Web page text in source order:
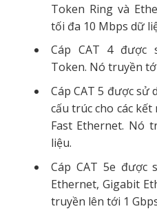
Token Ring và
tối đa 10 Mbps dữ
Cáp CAT 4 được
Token. Nó truyền
Cáp CAT 5 được
cấu trúc cho các
Fast Ethernet. Nó
liệu.
Cáp CAT 5e được
Ethernet, Gigabit
truyền lên tới 1